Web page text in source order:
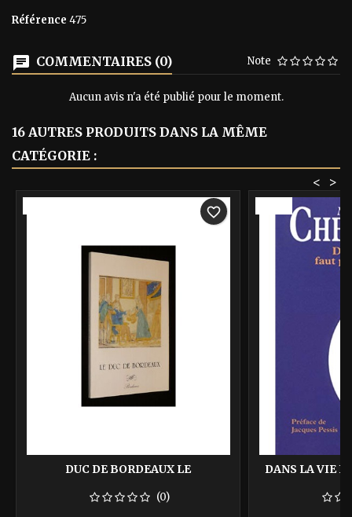
Référence 475
COMMENTAIRES (0) Note
Aucun avis n'a été publié pour le moment.
16 AUTRES PRODUITS DANS LA MÊME
CATÉGORIE :
>
<
DUC DE BORDEAUX LE
(0)
favorite_border
DANS LA VIE